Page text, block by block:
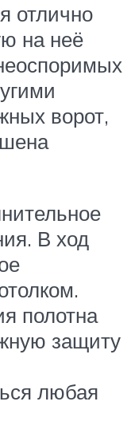
отлично
на неё
ворот,
В ход
полотна
защиту
любая